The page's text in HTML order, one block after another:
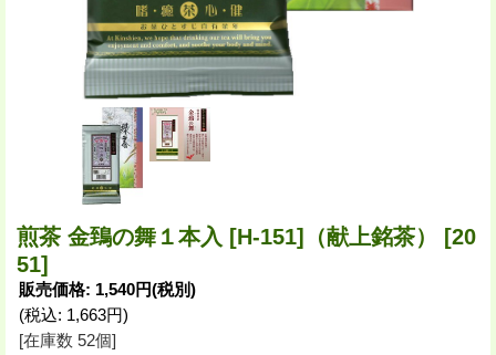
煎茶 金鵄の舞１本入 [H-151]（献上銘茶）
[20
51]
販売価格: 1,540円(税別)
(税込: 1,663円)
[在庫数 52個]